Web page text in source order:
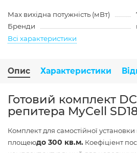
Max вихідна потужність (мВт)
Бренди
Всі характеристики
Опис Характеристики
Готовий комплект
репитера MyCell
Комплект для самостійної
площеюдо 300 кв.м. Коефіціент